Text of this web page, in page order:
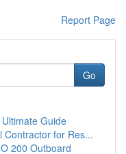
Report Page
Go
Guide
Contractor for Res...
200 Outboard